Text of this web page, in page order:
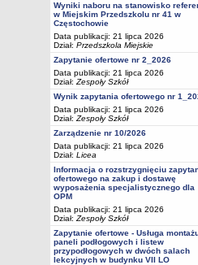
Wyniki naboru na stanowisko
w Miejskim Przedszkolu nr 41 w
Częstochowie
Data publikacji: 21 lipca 2026
Dział: Przedszkola Miejskie
Zapytanie ofertowe nr 2_2026
Data publikacji: 21 lipca 2026
Dział: Zespoły Szkół
Wynik zapytania ofertowego nr
Data publikacji: 21 lipca 2026
Dział: Zespoły Szkół
Zarządzenie nr 10/2026
Data publikacji: 21 lipca 2026
Dział: Licea
Informacja o rozstrzygnięciu
ofertowego na zakup i dostawę
wyposażenia specjalistycznego dla
OPM
Data publikacji: 21 lipca 2026
Dział: Zespoły Szkół
Zapytanie ofertowe - Usługa
paneli podłogowych i listew
przypodłogowych w dwóch salach
lekcyjnych w budynku VII LO